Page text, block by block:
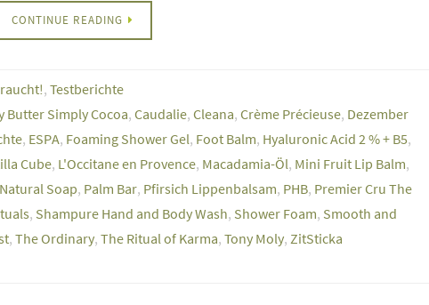
CONTINUE READING
,Testberichte
Butter Simply Cocoa, Caudalie, Cleana, Crème Précieuse, Dezember
, ESPA, Foaming Shower Gel, Foot Balm, Hyaluronic Acid 2 % + B5,
Cube, L'Occitane en Provence, Macadamia-Öl, Mini Fruit Lip Balm,
Soap, Palm Bar, Pfirsich Lippenbalsam, PHB, Premier Cru The
, Shampure Hand and Body Wash, Shower Foam, Smooth and
, The Ordinary, The Ritual of Karma, Tony Moly, ZitSticka